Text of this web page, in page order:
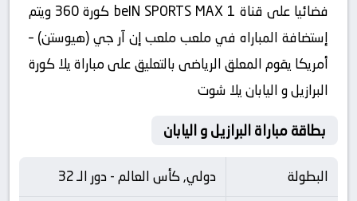
فضائيا على قناة beIN SPORTS MAX 1 كورة 360 ويتم
إستضافة المباراه في ملعب ملعب إن آر جي (هيوستن) –
أمريكا يقوم المعلق الرياضى بالتعليق على مباراة يلا كورة
البرازيل و اليابان يلا شوت
بطاقة مباراة البرازيل و اليابان
البطولة
دولي, كأس العالم - دور الـ 32